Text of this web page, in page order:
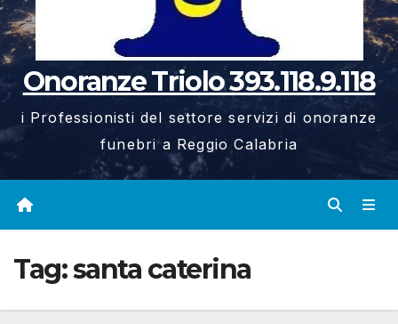
Onoranze Triolo 393.118.9.118
i Professionisti del settore servizi di onoranze
funebri a Reggio Calabria
Tag:santa caterina